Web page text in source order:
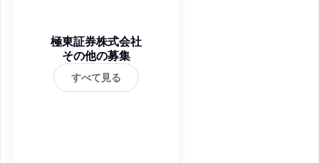
極東証券株式会社
その他の募集
すべて見る